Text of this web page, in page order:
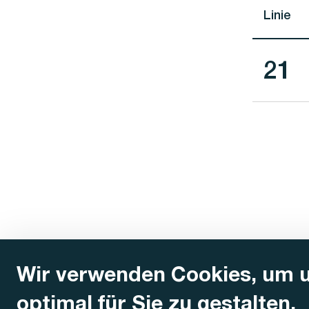
Wir verwenden Cookies, um
optimal für Sie zu gestalten.
Linie
Linie
21